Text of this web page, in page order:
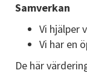
Samverkan
Vi hjälper
Vi har en
De här